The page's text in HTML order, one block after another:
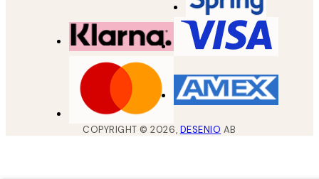
COPYRIGHT ©2026, DESENIO AB